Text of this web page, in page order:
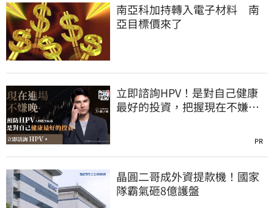
南亞科加持轉入電子材料 南
亞目標價來了
立即諮詢HPV！是對自己健康
最好的投資，把握現在不嫌
PR
晶圓二哥成外資提款機！國家
隊霸氣砸8億護盤